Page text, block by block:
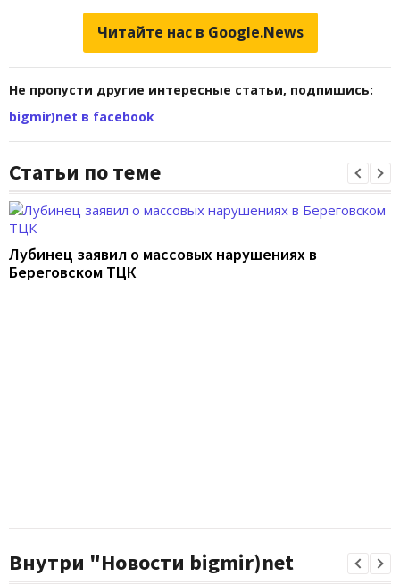
Читайте нас в Google.News
Не пропусти другие интересные статьи, подпишись:
bigmir)net в facebook
Статьи по теме
Лубинец заявил о массовых нарушениях в
Береговском ТЦК
Внутри "Новости bigmir)net